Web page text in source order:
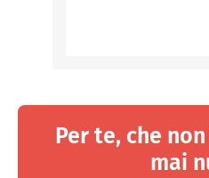
Per te, che
mai